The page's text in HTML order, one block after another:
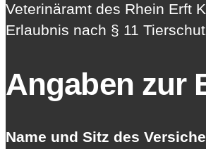
Veterinäramt des Rhein Erft
Erlaubnis nach § 11
Angaben zur
Name und Sitz des